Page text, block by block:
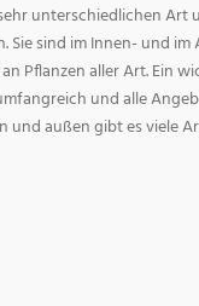
unterschiedlichen Art
Sie sind im Innen- und
Pflanzen aller Art. Ein
und alle
und außen gibt es viele